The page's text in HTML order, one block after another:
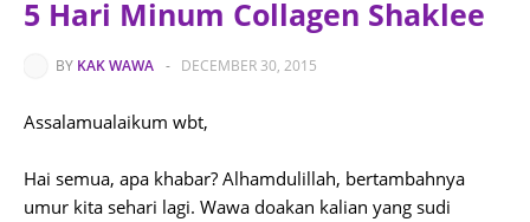
5 Hari Minum Collagen Shaklee
BY KAK WAWA - DECEMBER 30, 2015
Assalamualaikum wbt,
Hai semua, apa khabar? Alhamdulillah, bertambahnya
umur kita sehari lagi. Wawa doakan kalian yang sudi